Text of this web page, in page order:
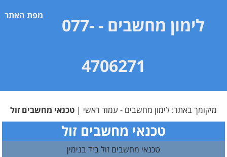
מפת האתר לימון מחשבים
- 077-
4706271
מיקומך באתר: לימון מחשבים - עמוד ראשי | טכנאי מחשבים זול
טכנאי מחשבים זול
טכנאי מחשבים זול ביד בנימין